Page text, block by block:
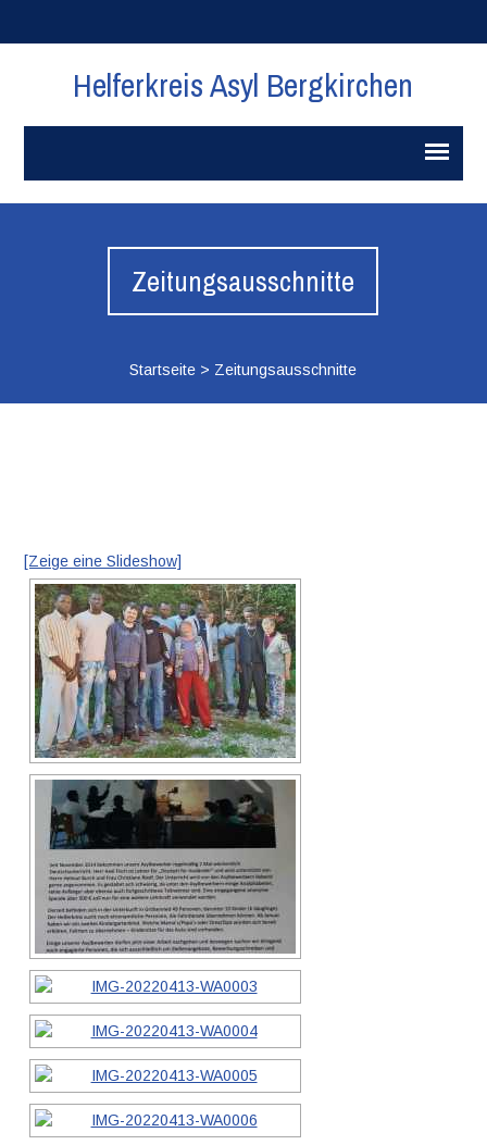
Helferkreis Asyl Bergkirchen
Zeitungsausschnitte
Startseite > Zeitungsausschnitte
[Zeige eine Slideshow]